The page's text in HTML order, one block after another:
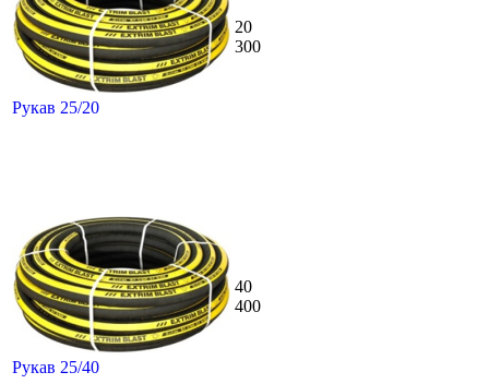
Рукав 25/20
20
300
Рукав 25/40
40
400